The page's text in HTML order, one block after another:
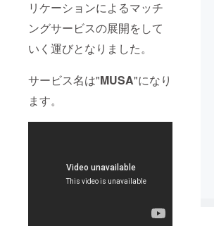
リケーションによるマッチ
ングサービスの展開をして
いく運びとなりました。
サービス名は"MUSA"になり
ます。